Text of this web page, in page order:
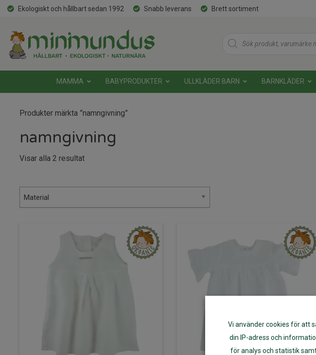
Ekologiskt och hållbart sedan 1992 Snabb leverans Brett sortiment
Products
search
MAMMA BABYPRODUKTER ULLKLÄDER BARN BARNKLÄDER
Produkter märkta ”namngivning”
namngivning
Visar alla 2 resultatSortera
Material
Vi använder cookies för att
din IP-adress och
för analys och statistik